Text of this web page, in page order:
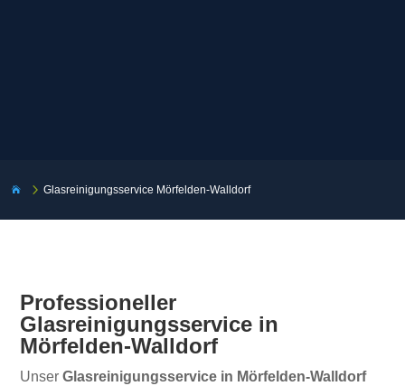
 5Glasreinigungsservice Mörfelden-Walldorf
Professioneller
Glasreinigungsservice in
Mörfelden-Walldorf
UnserGlasreinigungsservice in Mörfelden-Walldorf